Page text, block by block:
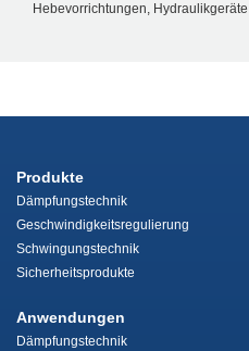
Hebevorrichtungen, Hydraulikgeräte
Produkte
Dämpfungstechnik
Geschwindigkeitsregulierung
Schwingungstechnik
Sicherheitsprodukte
Anwendungen
Dämpfungstechnik